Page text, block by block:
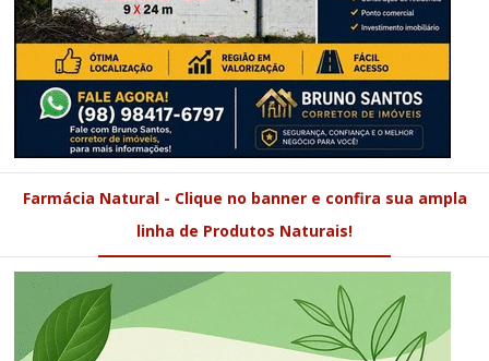
Farmácia Natural - Clique no banner e confira sua ampla
linha de Produtos Naturais!